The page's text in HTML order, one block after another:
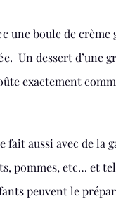
une boule de crème
Un dessert d’une
exactement
fait aussi avec de la
pommes, etc… et
peuvent le